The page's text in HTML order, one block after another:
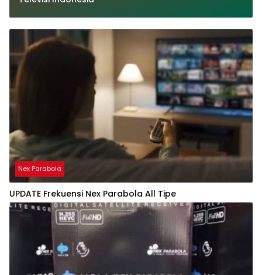
Nex Parabola
UPDATE Frekuensi Nex Parabola All Tipe